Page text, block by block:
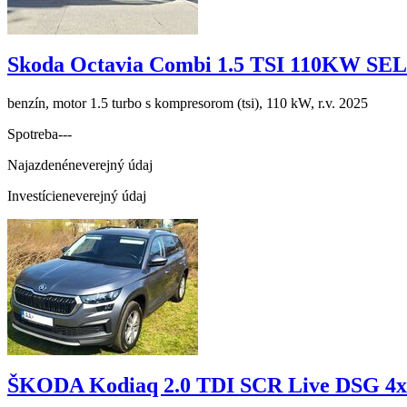
Skoda Octavia Combi 1.5 TSI 110KW
benzín, motor 1.5 turbo s kompresorom (tsi), 110 kW, r.v. 2025
Spotreba---
Najazdenéneverejný údaj
Investícieneverejný údaj
ŠKODA Kodiaq 2.0 TDI SCR Live DSG